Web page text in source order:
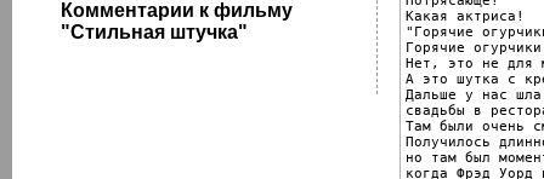
Комментарии к фильму
"Стильная штучка"
Какая актриса!
"Горячие
Горячие
Нет, это не для
А это шутка с
Дальше у нас шла
свадьбы в
Там были очень
Получилось
но там был
когда Фрэд Уорд